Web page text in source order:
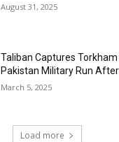
August 31, 2025
Taliban Captures
Pakistan Military Run
March 5, 2025
Load more